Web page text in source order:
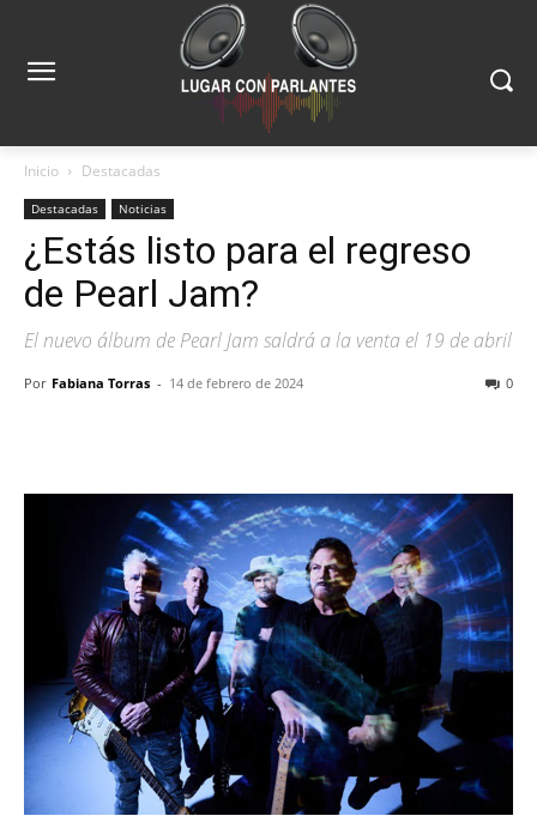
Inicio Destacadas
Destacadas Noticias
¿Estás listo para el regreso
de Pearl Jam?
El nuevo álbum de Pearl Jam saldrá a la venta el 19 de abril
Por Fabiana Torras - 14 de febrero de 2024 0